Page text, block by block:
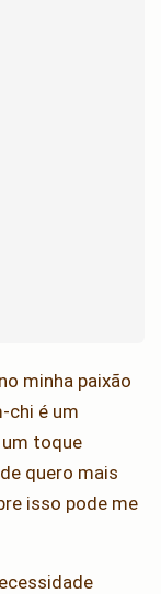
minha paixão
chi é um
toque
quero mais
isso pode me